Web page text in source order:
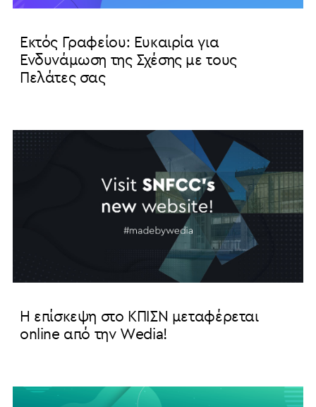
Εκτός Γραφείου: Ευκαιρία για
Ενδυνάμωση της Σχέσης με τους
Πελάτες σας
Η επίσκεψη στο ΚΠΙΣΝ μεταφέρεται
online από την Wedia!